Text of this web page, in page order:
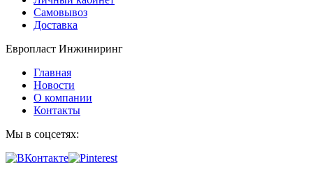
Самовывоз
Доставка
Европласт Инжиниринг
Главная
Новости
О компании
Контакты
Мы в соцсетях: